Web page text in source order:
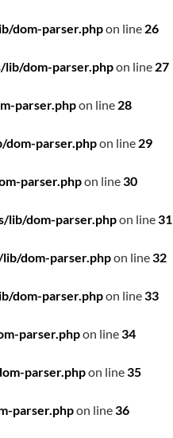
dom-parser.phpon line 26
dom-parser.phpon line 27
parser.phpon line 28
parser.phpon line 29
parser.phpon line30
dom-parser.phpon line31
dom-parser.phpon line32
dom-parser.phpon line33
parser.phpon line34
parser.phpon line35
parser.phpon line36